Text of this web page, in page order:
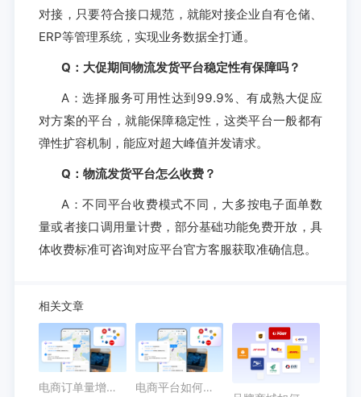
对接，只要符合接口规范，就能对接企业自有仓储、
ERP等管理系统，实现业务数据全打通。
Q：大促期间物流发货平台稳定性有保障吗？
A：选择服务可用性达到99.9%、有成熟大促应
对方案的平台，就能保障稳定性，这类平台一般都有
弹性扩容机制，能应对超大峰值并发请求。
Q：物流发货平台怎么收费？
A：不同平台收费模式不同，大多按电子面单数
量或者接口调用量计费，部分基础功能免费开放，具
体收费标准可咨询对应平台官方客服获取准确信息。
相关文章
电商订单量增长时，如何用申通快递接口批量处理物流查询？
电商平台如何通过顺丰物流API实现自动查件与售后提醒？